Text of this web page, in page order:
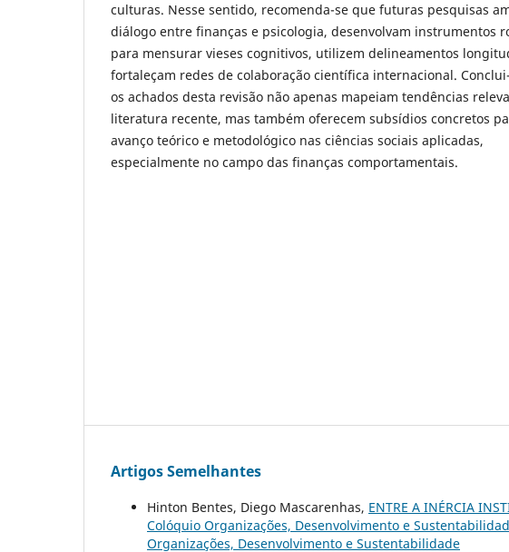
culturas. Nesse sentido, recomenda-se que futuras pesquisas
diálogo entre finanças e psicologia, desenvolvam instrumentos
para mensurar vieses cognitivos, utilizem delineamentos
fortaleçam redes de colaboração científica internacional.
os achados desta revisão não apenas mapeiam tendências
literatura recente, mas também oferecem subsídios concretos
avanço teórico e metodológico nas ciências sociais aplicadas,
especialmente no campo das finanças comportamentais.
Artigos Semelhantes
Hinton Bentes, Diego Mascarenhas, ENTRE A INÉRCIA
Colóquio Organizações, Desenvolvimento e
Organizações, Desenvolvimento e Sustentabilidade